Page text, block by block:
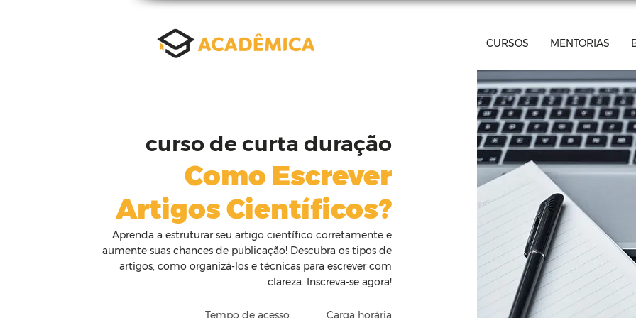
CURSOS MENTORIAS
curso de curta duração
Como Escrever
Artigos Científicos?
Aprenda a estruturar seu artigo científico corretamente e
aumente suas chances de publicação! Descubra os tipos de
artigos, como organizá-los e técnicas para escrever com
clareza. Inscreva-se agora!
Tempo de acesso Carga horária